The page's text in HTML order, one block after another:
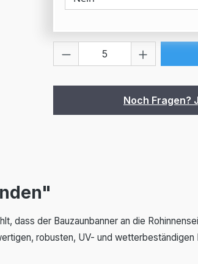
Produkt Anzahl:
Noch Fragen?
dass der Bauzaunbanner an die
robusten, UV- und